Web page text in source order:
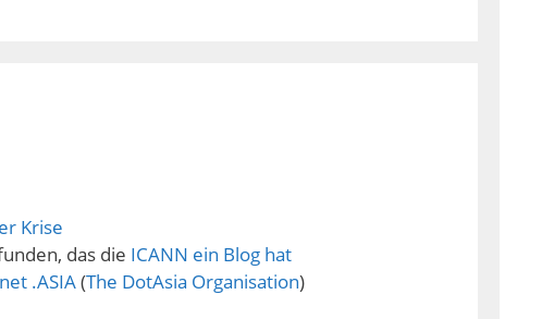
Krise
das die ICANN ein Blog hat
.ASIA(The DotAsia Organisation)